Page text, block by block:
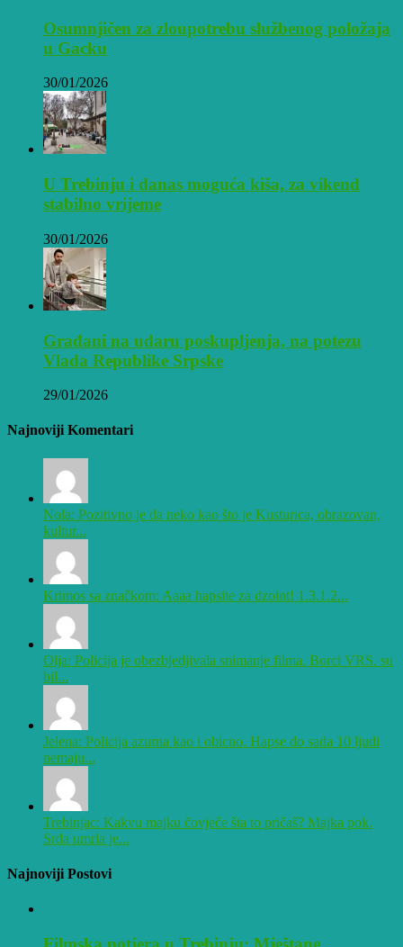
Osumnjičen za zloupotrebu službenog položaja
u Gacku
30/01/2026
U Trebinju i danas moguća kiša, za vikend
stabilno vrijeme
30/01/2026
Građani na udaru poskupljenja, na potezu
Vlada Republike Srpske
29/01/2026
Najnoviji Komentari
Nola: Pozitivno je da neko kao što je Kusturica, obrazovan,
kultur...
Krimos sa značkom: Aaaa hapsite za dzoint! 1.3.1.2...
Olja: Policija je obezbjedjivala snimanje filma. Borci VRS. su
bil...
Jelena: Policija azurna kao i obicno. Hapse do sada 10 ljudi
nemaju...
Trebinjac: Kakvu majku čovječe šta to pričaš? Majka pok.
Srđa umrla je...
Najnoviji Postovi